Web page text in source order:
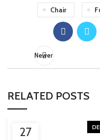
Chair
Newer
RELATED POSTS
27